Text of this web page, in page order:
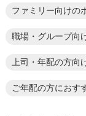
ファミリー向けの
職場・グループ向
上司・年配の方向
ご年配の方におす